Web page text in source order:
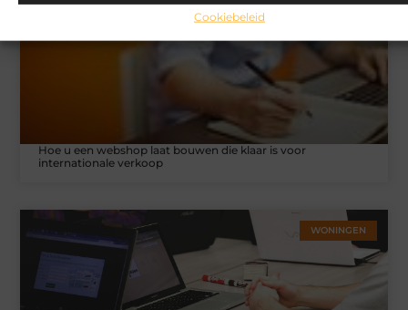
Cookiebeleid
Hoe u een webshop laat bouwen die klaar is voor
internationale verkoop
WONINGEN